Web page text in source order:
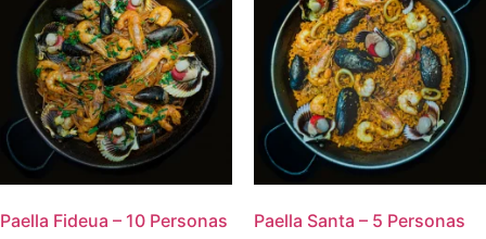
Paella Fideua – 10 Personas Paella Santa – 5 Personas